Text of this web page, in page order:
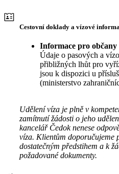
Cestovní doklady a vízové
Informace pro občany
Údaje o pasových a
přibližných lhůt pro
jsou k dispozici u
(ministerstvo
Udělení víza je plně v
zamítnutí žádosti o jeho
kancelář Čedok nenese
víza. Klientům doporučujeme
dostatečným předstihem a k
požadované dokumenty.